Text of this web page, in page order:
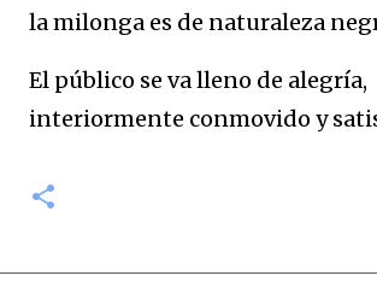
la milonga es de naturaleza
El público se va lleno de alegría,
interiormente conmovido y